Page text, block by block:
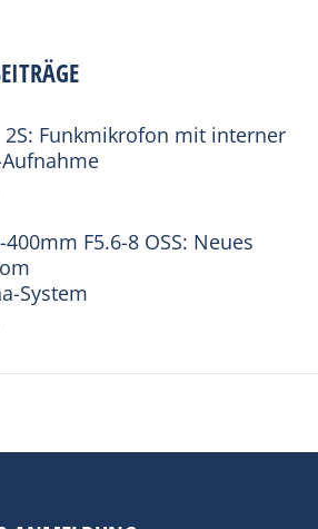
2S: Funkmikrofon mit interner
400mm F5.6-8 OSS: Neues
System